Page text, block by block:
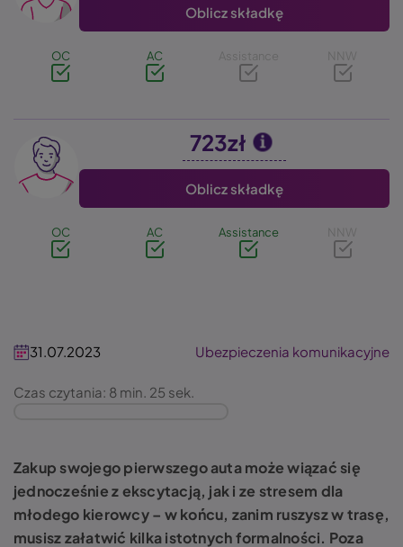
Oblicz składkę
OC AC Assistance NNW
Image 723zł
Oblicz składkę
OC AC Assistance NNW
31.07.2023 Ubezpieczenia komunikacyjne
Czas czytania: 8 min. 25 sek.
Zakup swojego pierwszego auta może wiązać się
jednocześnie z ekscytacją, jak i ze stresem dla
młodego kierowcy – w końcu, zanim ruszysz w trasę,
musisz załatwić kilka istotnych formalności. Poza